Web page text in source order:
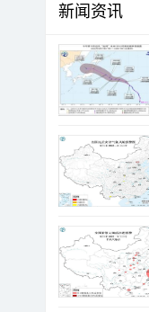
新闻资讯